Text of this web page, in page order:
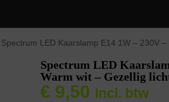
Spectrum LED Kaarslamp E14 1W – 230V
Spectrum LED
Warm wit – Gezellig
€ 9,50 Incl. btw